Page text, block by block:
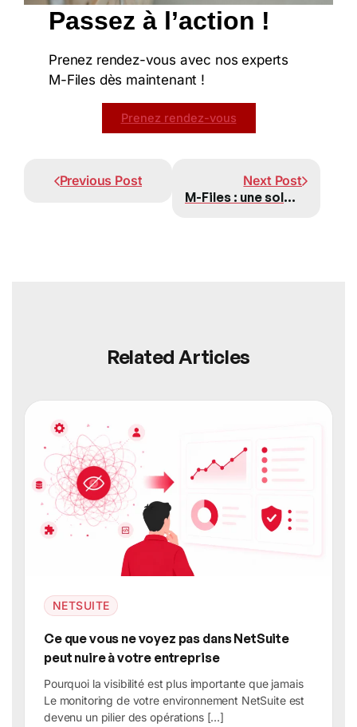
Passez à l’action !
Prenez rendez-vous avec nos experts
M-Files dès maintenant !
Prenez rendez-vous
Previous Post
Next Post
M-Files : une solution intelligente pour tous types d’entreprises et secteurs
Related Articles
NETSUITE
Ce que vous ne voyez pas dans NetSuite
peut nuire à votre entreprise
Pourquoi la visibilité est plus importante que jamais
Le monitoring de votre environnement NetSuite est
devenu un pilier des opérations […]